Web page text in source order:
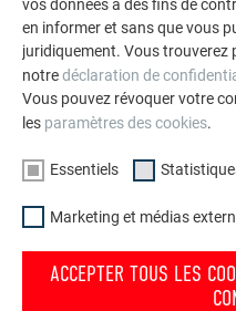
façade avec les systèmes
d’inspiration, qu’il s’agisse
façade ou d’une rénovation,
nosbâtiments de référence
vos données à des fins de
en informer et sans que vous
juridiquement. Vous trouverez
notredéclaration de
Vous pouvez révoquer votre
les paramètres des cookies.
Essentiels
Marketing et médias
ACCEPTER TOUS LES